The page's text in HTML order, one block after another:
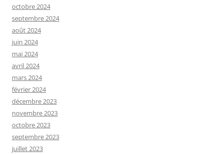
octobre 2024
septembre 2024
août 2024
juin 2024
mai 2024
avril 2024
mars 2024
février 2024
décembre 2023
novembre 2023
octobre 2023
septembre 2023
juillet 2023